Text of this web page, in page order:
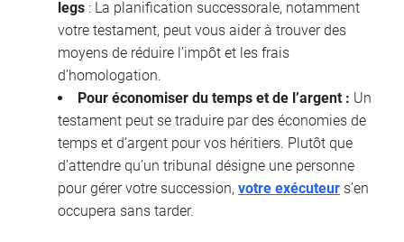
legs : La planification successorale, notamment
votre testament, peut vous aider à trouver des
moyens de réduire l’impôt et les frais
d’homologation.
Pour économiser du temps et de l’argent : Un
testament peut se traduire par des économies de
temps et d’argent pour vos héritiers. Plutôt que
d’attendre qu’un tribunal désigne une personne
pour gérer votre succession, votre exécuteur s’en
occupera sans tarder.